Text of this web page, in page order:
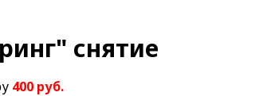
снятие
400 руб.